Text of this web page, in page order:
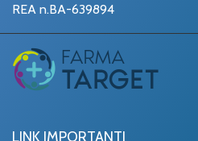
REA n.BA-639894
LINK IMPORTANTI